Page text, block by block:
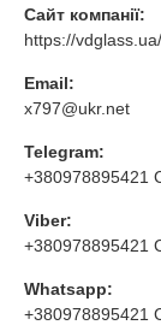
Сайт компанії:
https://
Email:
x797@ukr.net
Telegram:
+380978895421
Viber:
+380978895421
Whatsapp:
+380978895421